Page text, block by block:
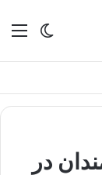
تغییر
در